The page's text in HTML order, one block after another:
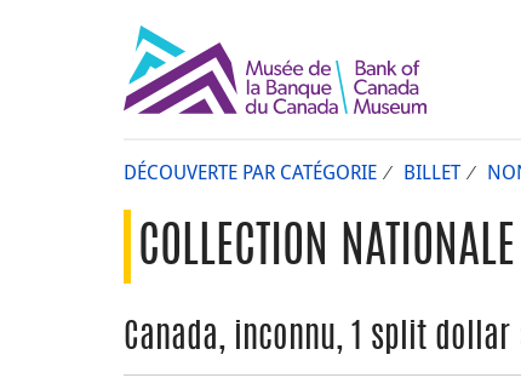
DÉCOUVERTE PAR CATÉGORIE BILLET
COLLECTION
Canada, inconnu, 1 split dollar